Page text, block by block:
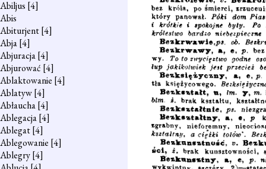
Abiljus [4]
Abis
Abiturjent[4]
Abja[4]
Abjuracja[4]
Abjurować [4]
Ablaktowanie [4]
Ablatyw[4]
Abłaucha[4]
Ablegacja[4]
Ablegat[4]
Ablegowanie [4]
Ablegry[4]